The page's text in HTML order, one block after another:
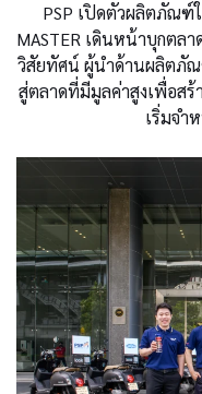
PSP เปิดตัวผลิตภัณฑ์
MASTER เดินหน้าบุกตลา
วิสัยทัศน์ ผู้นำด้านผลิตภั
สู่ตลาดที่มีมูลค่าสูงเพื่อสร้
เริ่มจำ